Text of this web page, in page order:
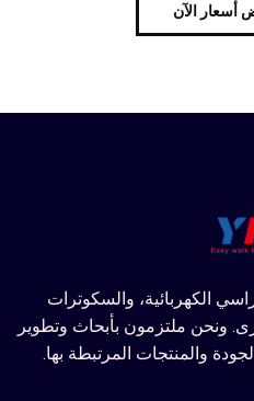
أسعار الآن
الكهربائية، والسكوترات
ونحن ملتزمون بأبحاث وتطوير
والمنتجات المرتبطة بها.